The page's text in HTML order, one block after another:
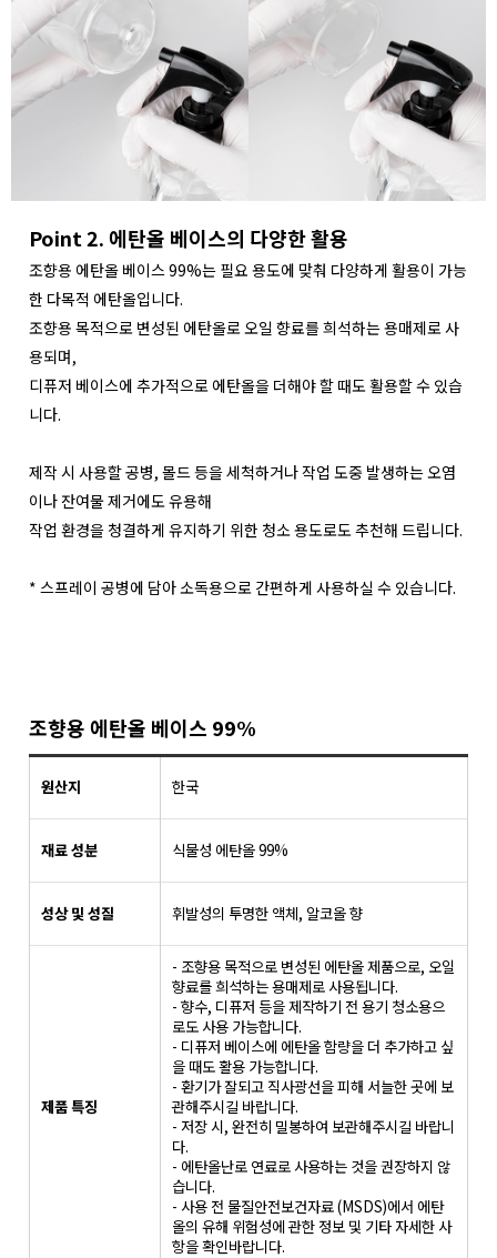
Point 2. 에탄올 베이스의 다양한 활용
조향용 에탄올 베이스 99%는 필요 용도에 맞춰 다양하게 활용이 가능
한 다목적 에탄올입니다.
조향용 목적으로 변성된 에탄올로 오일 향료를 희석하는 용매제로 사
용되며,
디퓨저 베이스에 추가적으로 에탄올을 더해야 할 때도 활용할 수 있습
니다.
제작 시 사용할 공병, 몰드 등을 세척하거나 작업 도중 발생하는 오염
이나 잔여물 제거에도 유용해
작업 환경을 청결하게 유지하기 위한 청소 용도로도 추천해 드립니다.
* 스프레이 공병에 담아 소독용으로 간편하게 사용하실 수 있습니다.
조향용 에탄올 베이스 99%
원산지 한국
재료 성분 식물성 에탄올 99%
성상 및 성질 휘발성의 투명한 액체, 알코올 향
제품 특징
- 조향용 목적으로 변성된 에탄올 제품으로, 오일
향료를 희석하는 용매제로 사용됩니다.
- 향수, 디퓨저 등을 제작하기 전 용기 청소용으
로도 사용 가능합니다.
- 디퓨저 베이스에 에탄올 함량을 더 추가하고 싶
을 때도 활용 가능합니다.
- 환기가 잘되고 직사광선을 피해 서늘한 곳에 보
관해주시길 바랍니다.
- 저장 시, 완전히 밀봉하여 보관해주시길 바랍니
다.
- 에탄올난로 연료로 사용하는 것을 권장하지 않
습니다.
- 사용 전 물질안전보건자료 (MSDS)에서 에탄
올의 유해 위험성에 관한 정보 및 기타 자세한 사
항을 확인바랍니다.